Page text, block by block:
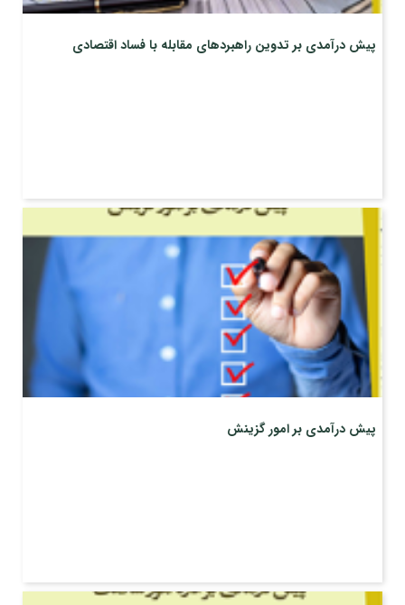
پیش درآمدی بر تدوین راهبردهای مقابله با فساد اقتصادی
پیش درآمدی بر امور گزینش